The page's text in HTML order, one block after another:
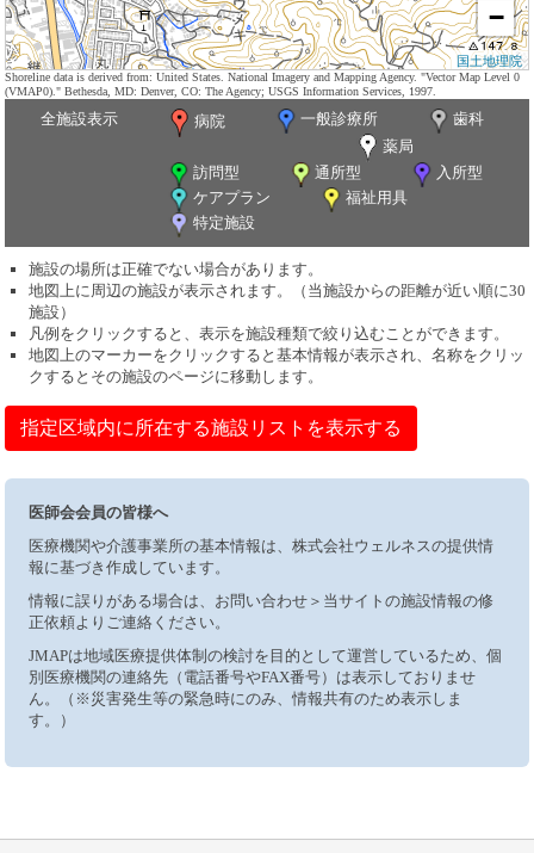
−
国土地理院
Shoreline data is derived from: United States. National Imagery and Mapping Agency. "Vector Map Level 0
(VMAP0)." Bethesda, MD: Denver, CO: The Agency; USGS Information Services, 1997.
全施設表示 病院 一般診療所
歯科
薬局
訪問型
通所型
入所型
ケアプラン
福祉用具
特定施設
施設の場所は正確でない場合があります。
地図上に周辺の施設が表示されます。（当施設からの距離が近い順に30
施設）
凡例をクリックすると、表示を施設種類で絞り込むことができます。
地図上のマーカーをクリックすると基本情報が表示され、名称をクリッ
クするとその施設のページに移動します。
指定区域内に所在する施設リストを表示する
医師会会員の皆様へ
医療機関や介護事業所の基本情報は、株式会社ウェルネスの提供情
報に基づき作成しています。
情報に誤りがある場合は、お問い合わせ＞当サイトの施設情報の修
正依頼よりご連絡ください。
JMAPは地域医療提供体制の検討を目的として運営しているため、個
別医療機関の連絡先（電話番号やFAX番号）は表示しておりませ
ん。（※災害発生等の緊急時にのみ、情報共有のため表示しま
す。）